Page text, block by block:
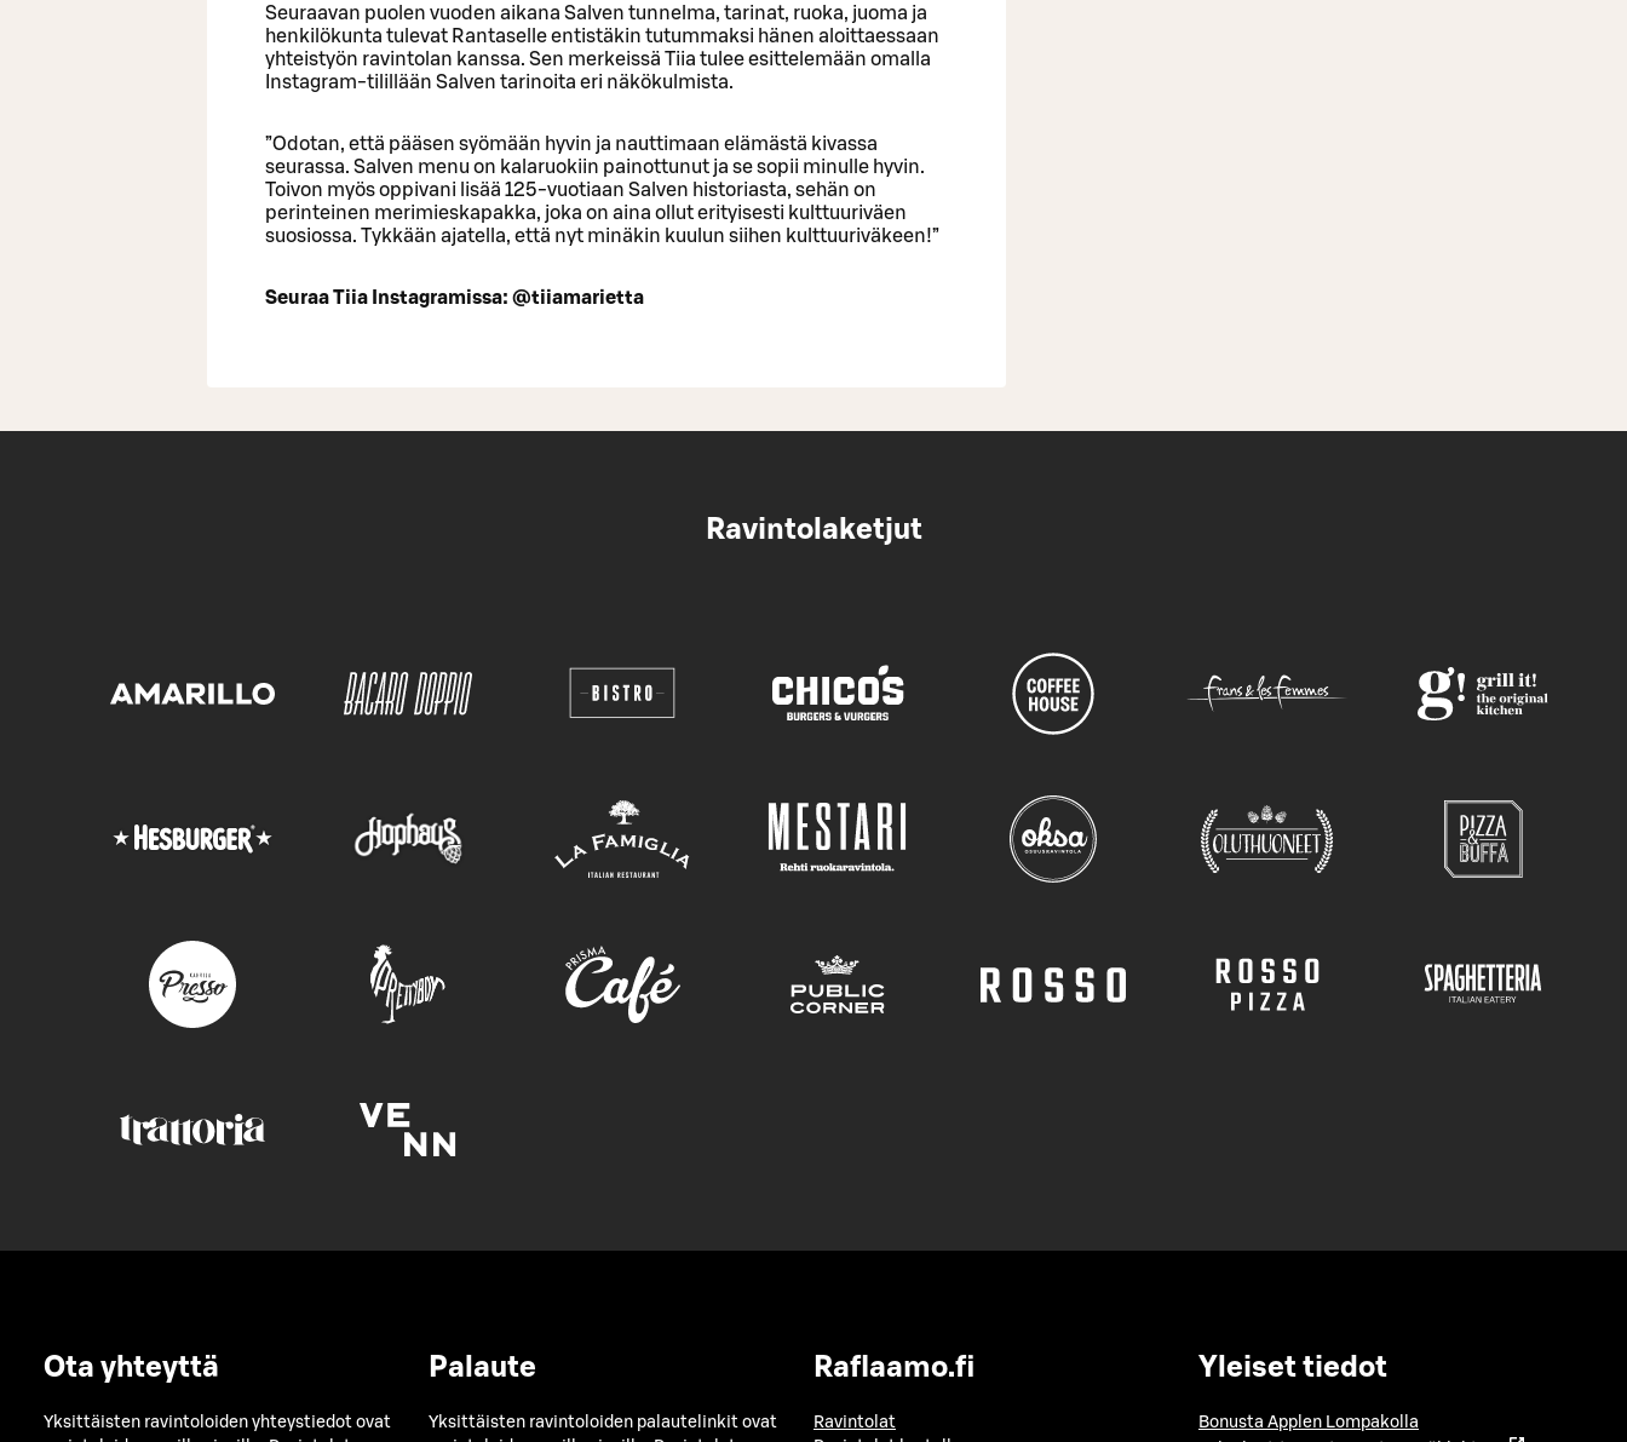
Seuraavan puolen vuoden aikana Salven tunnelma, tarinat, ruoka, juoma ja
henkilökunta tulevat Rantaselle entistäkin tutummaksi hänen aloittaessaan
yhteistyön ravintolan kanssa. Sen merkeissä Tiia tulee esittelemään omalla
Instagram-tilillään Salven tarinoita eri näkökulmista.
”Odotan, että pääsen syömään hyvin ja nauttimaan elämästä kivassa
seurassa. Salven menu on kalaruokiin painottunut ja se sopii minulle hyvin.
Toivon myös oppivani lisää 125-vuotiaan Salven historiasta, sehän on
perinteinen merimieskapakka, joka on aina ollut erityisesti kulttuuriväen
suosiossa. Tykkään ajatella, että nyt minäkin kuulun siihen kulttuuriväkeen!”
Seuraa Tiia Instagramissa: @tiiamarietta
Ravintolaketjut
Ota yhteyttä
Yksittäisten ravintoloiden yhteystiedot ovat
Palaute
Yksittäisten ravintoloiden palautelinkit ovat
Raflaamo.fi
Ravintolat
Yleiset tiedot
Bonusta Applen Lompakolla